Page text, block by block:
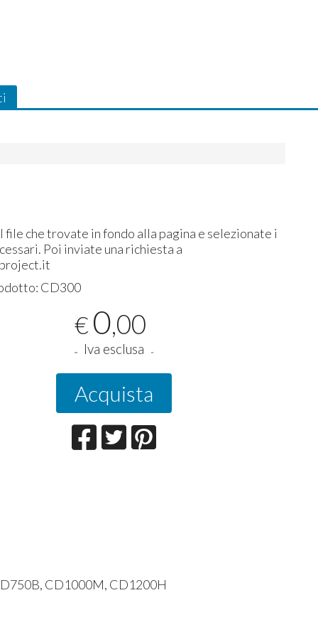
file che trovate in fondo alla pagina e selezionate i
Poi inviate una richiesta a
CD300
€0,00
Iva esclusa
Acquista
CD1000M, CD1200H